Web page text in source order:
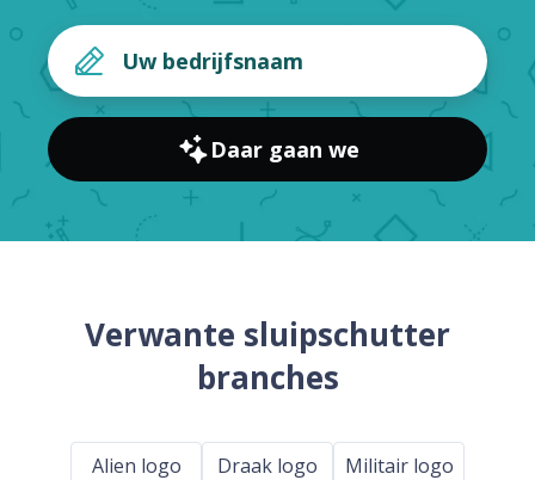
Daar gaan we
Verwante sluipschutter
branches
Alien logo Draak logo
Militair logo